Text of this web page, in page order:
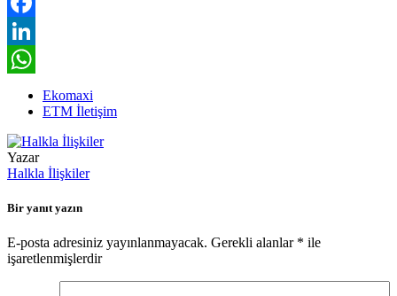
Facebook
LinkedIn
WhatsApp
Ekomaxi
ETM İletişim
Yazar
Halkla İlişkiler
Bir yanıt yazın
E-posta adresiniz yayınlanmayacak. Gerekli alanlar * ile
işaretlenmişlerdir